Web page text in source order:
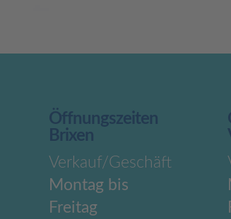
Öffnungszeiten
Brixen
Verkauf/Geschäft
Montag bis
Freitag